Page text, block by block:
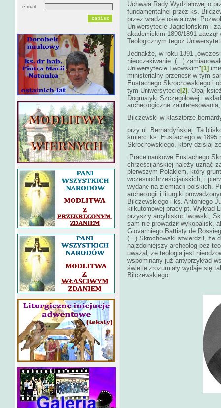
e-mail
Uchwała Rady Wydziałowej o
fundamentalnej przez ks.
przez władze oświatowe.
Uniwersytecie Jagiellońskim i
akademickim 1890/1891 zaczął
Teologicznym tegoż
Jednakże, w roku 1891
nieoczekiwanie (...)
Uniwersytecie Lwowskim" [1]
ministerialny przenosił w tym
Eustachego Skrochowskiego i
tym Uniwersytecie[2] . Obaj
Dogmatyki Szczegółowej i
archeologiczne
Bilczewski w klasztorze
przy ul. Bernardyńskiej. Ta
śmierci ks. Eustachego w 1895
Skrochowskiego, który dzisiaj
„Prace naukowe Eustachego
chrześcijańskiej należy uznać
pierwszym Polakiem, który
wczesnochrześcijańskich, i
wydane na ziemiach polskich.
archeologii i liturgiki
Bilczewskiego i ks. Antoniego
kilkutomowej pracy pt. Wykład
przyszły arcybiskup lwowski,
sam nie prowadził wykopalisk,
Giovanniego Battisty de
(...) Skrochowski stwierdził, że
najzdolniejszy archeolog bez
uważał, że teologia jest
wspominany już antyprzykład
świetle zrozumiały wydaje się
Bilczewskiego.